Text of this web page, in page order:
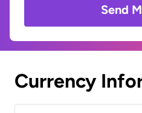
Send
Currency